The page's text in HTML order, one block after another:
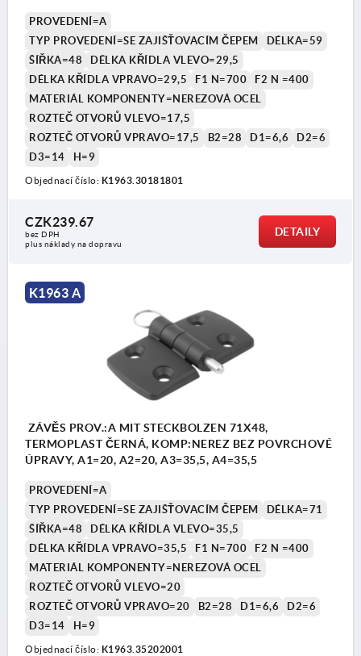
PROVEDENÍ=A
TYP PROVEDENÍ=SE ZAJIŠŤOVACÍM ČEPEM
DÉLKA=59
ŠÍŘKA=48
DÉLKA KŘÍDLA VLEVO=29,5
DÉLKA KŘÍDLA VPRAVO=29,5
F1 N=700
F2 N =400
MATERIÁL KOMPONENTY=NEREZOVÁ OCEL
ROZTEČ OTVORŮ VLEVO=17,5
ROZTEČ OTVORŮ VPRAVO=17,5
B2=28 D1=6,6
D2=6
D3=14
H=9
Objednací číslo: K1963.30181801
CZK239.67
bez DPH
plus náklady na dopravu
DETAILY
K1963 A
ZÁVĚS PROV.:A MIT STECKBOLZEN 71X48,
TERMOPLAST ČERNÁ, KOMP:NEREZ BEZ POVRCHOVÉ
ÚPRAVY, A1=20, A2=20, A3=35,5, A4=35,5
PROVEDENÍ=A
TYP PROVEDENÍ=SE ZAJIŠŤOVACÍM ČEPEM
DÉLKA=71
ŠÍŘKA=48
DÉLKA KŘÍDLA VLEVO=35,5
DÉLKA KŘÍDLA VPRAVO=35,5
F1 N=700
F2 N =400
MATERIÁL KOMPONENTY=NEREZOVÁ OCEL
ROZTEČ OTVORŮ VLEVO=20
ROZTEČ OTVORŮ VPRAVO=20
B2=28 D1=6,6
D2=6
D3=14
H=9
Objednací číslo: K1963.35202001